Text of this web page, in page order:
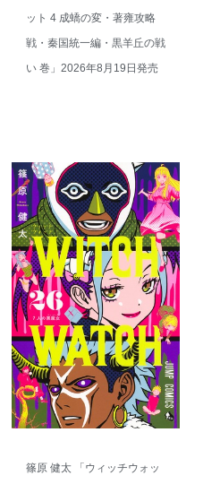
ット 4 成蟜の変・著雍攻略
戦・秦国統一編・黒羊丘の戦
い 巻」2026年8月19日発売
篠原 健太 「ウィッチウォッ